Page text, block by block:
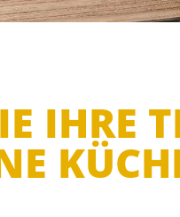
IHRE